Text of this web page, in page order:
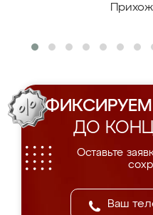
ФИКСИРУЕМ
ДО
Оставьте